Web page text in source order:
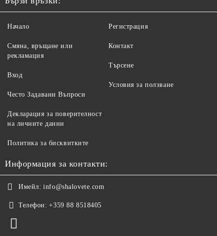
Начало
Смяна, връщане или
рекламация
Вход
Често Задавани Въпроси
Регистрация
Контакт
Търсене
Условия за ползване
Декларация за поверителност
на личните данни
Политика за бисквитките
Информация за контакти:
Имейл: info@shalovete.com
Телефон: +359 88 8518405